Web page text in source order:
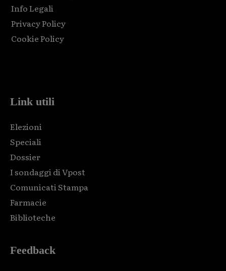
Info Legali
Privacy Policy
Cookie Policy
Link utili
Elezioni
Speciali
Dossier
I sondaggi di Vpost
Comunicati Stampa
Farmacie
Biblioteche
Feedback